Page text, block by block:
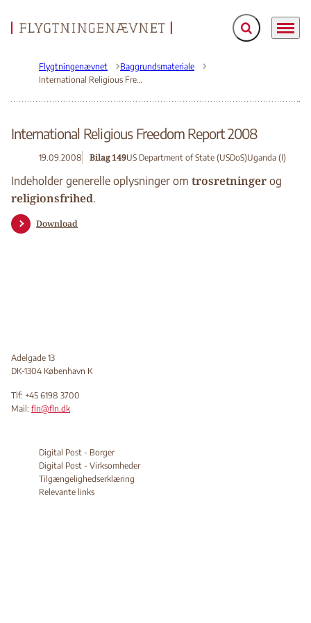
Gå til forsiden Fold søgefelt ud
Menu
Flygtningenævnet
Baggrundsmateriale
International Religious Freedom Report 2008
International Religious Freedom Report 2008
19.09.2008 Bilag 149US Department of State (USDoS)Uganda (I)
Indeholder generelle oplysninger om trosretninger og
religionsfrihed.
Download
Adelgade 13
DK-1304 København K
Tlf: +45 6198 3700
Mail: fln@fln.dk
Digital Post - Borger
Digital Post - Virksomheder
Tilgængelighedserklæring
Relevante links